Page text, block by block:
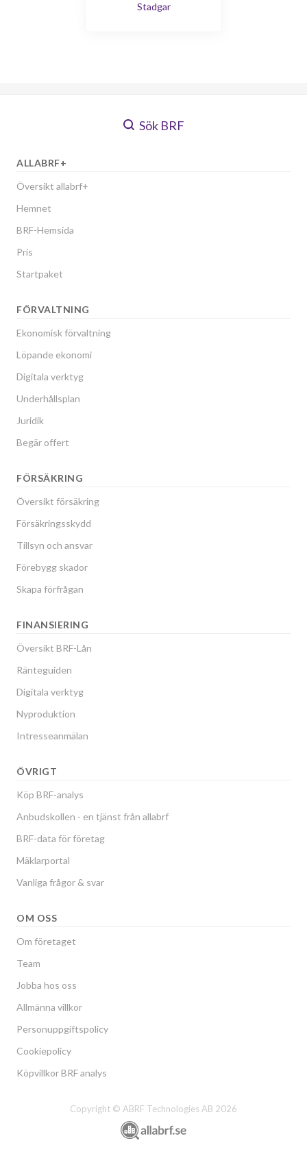
Stadgar
Sök BRF
ALLABRF+
Översikt allabrf+
Hemnet
BRF-Hemsida
Pris
Startpaket
FÖRVALTNING
Ekonomisk förvaltning
Löpande ekonomi
Digitala verktyg
Underhållsplan
Juridik
Begär offert
FÖRSÄKRING
Översikt försäkring
Försäkringsskydd
Tillsyn och ansvar
Förebygg skador
Skapa förfrågan
FINANSIERING
Översikt BRF-Lån
Ränteguiden
Digitala verktyg
Nyproduktion
Intresseanmälan
ÖVRIGT
Köp BRF-analys
Anbudskollen - en tjänst från allabrf
BRF-data för företag
Mäklarportal
Vanliga frågor & svar
OM OSS
Om företaget
Team
Jobba hos oss
Allmänna villkor
Personuppgiftspolicy
Cookiepolicy
Köpvillkor BRF analys
Copyright © ABRF Technologies AB 2026